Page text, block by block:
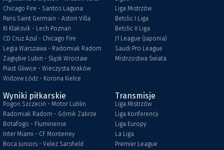
Chicago Fire - Santos Laguna
Paris Saint Germain - Aston Villa
KI Klaksvik - Lech Poznań
CD Cruz Azul - Chicago Fire
Legia Warszawa - Radomiak Radom
Zagłębie Lubin - Śląsk Wrocław
Piast Gliwice - Wieczysta Kraków
Widzew Łódź - Korona Kielce
Liga Mistrzów
Betclic I Liga
Betclic II Liga
J1 League (Japonia)
Saudi Pro League
Mistrzostwa Świata
Wyniki piłkarskie
Pogoń Szczecin - Motor Lublin
Radomiak Radom - Górnik Zabrze
Botafogo - Fluminense
Inter Miami - CF Monterrey
Boca Juniors - Velez Sarsfield
Transmisje
Liga Mistrzów
Liga Konferencji
Liga Europy
La Liga
Premier League